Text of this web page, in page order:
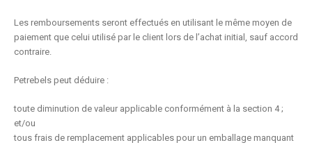
Les remboursements seront effectués en utilisant le même moyen de
paiement que celui utilisé par le client lors de l’achat initial, sauf accord
contraire.
Petrebels peut déduire :
toute diminution de valeur applicable conformément à la section 4 ;
et/ou
tous frais de remplacement applicables pour un emballage manquant